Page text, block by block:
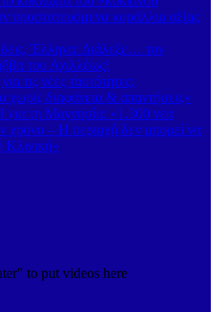
προστατευόμενα κοράλλια αξίας
Έλληνα: Διάλεξε… τον
του Αχιλλέως!
τις νέες ταυτότητες:
διαφάνεια & απαντήσεις»
τη Μαγνησία: «1.300 νέα
χρόνο – Η περιοχή δεν μπορεί να
Κλινική»
to put videos here